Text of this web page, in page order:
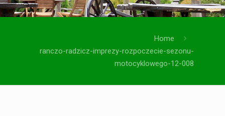
Home
ranczo-radzicz-imprezy-rozpoczecie-sezonu-
motocyklowego-12-008